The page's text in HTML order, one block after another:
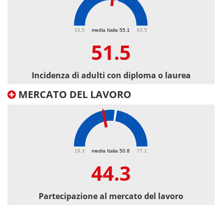
media Italia 55.1
16.5 83.5
51.5
Incidenza di adulti con diploma o laurea
MERCATO DEL LAVORO
media Italia 50.8
19.3 77.1
44.3
Partecipazione al mercato del lavoro